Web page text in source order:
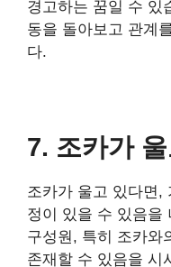
경고하는 꿈일 수 있
동을 돌아보고 관계
다.
7. 조카가
조카가 울고 있다면,
정이 있을 수 있음을
구성원, 특히 조카와
존재할 수 있음을 시